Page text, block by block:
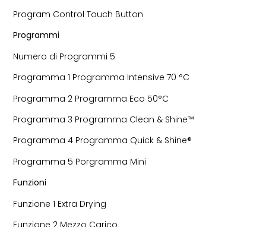
Program Control Touch Button
Programmi
Numero di Programmi 5
Programma 1 Programma Intensive 70 °C
Programma 2 Programma Eco 50°C
Programma 3 Programma Clean & Shine™
Programma 4 Programma Quick & Shine®
Programma 5 Porgramma Mini
Funzioni
Funzione 1 Extra Drying
Funzione 2 Mezzo Carico